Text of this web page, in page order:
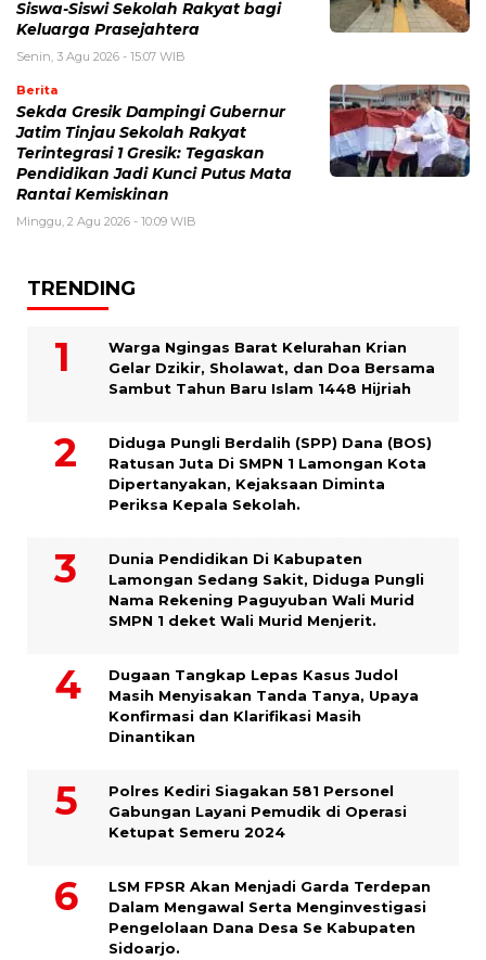
Siswa-Siswi Sekolah Rakyat bagi
Keluarga Prasejahtera
Senin, 3 Agu 2026 - 15:07 WIB
Berita
Sekda Gresik Dampingi Gubernur
Jatim Tinjau Sekolah Rakyat
Terintegrasi 1 Gresik: Tegaskan
Pendidikan Jadi Kunci Putus Mata
Rantai Kemiskinan
Minggu, 2 Agu 2026 - 10:09 WIB
TRENDING
Warga Ngingas Barat Kelurahan Krian
Gelar Dzikir, Sholawat, dan Doa Bersama
Sambut Tahun Baru Islam 1448 Hijriah
Diduga Pungli Berdalih (SPP) Dana (BOS)
Ratusan Juta Di SMPN 1 Lamongan Kota
Dipertanyakan, Kejaksaan Diminta
Periksa Kepala Sekolah.
Dunia Pendidikan Di Kabupaten
Lamongan Sedang Sakit, Diduga Pungli
Nama Rekening Paguyuban Wali Murid
SMPN 1 deket Wali Murid Menjerit.
Dugaan Tangkap Lepas Kasus Judol
Masih Menyisakan Tanda Tanya, Upaya
Konfirmasi dan Klarifikasi Masih
Dinantikan
Polres Kediri Siagakan 581 Personel
Gabungan Layani Pemudik di Operasi
Ketupat Semeru 2024
LSM FPSR Akan Menjadi Garda Terdepan
Dalam Mengawal Serta Menginvestigasi
Pengelolaan Dana Desa Se Kabupaten
Sidoarjo.